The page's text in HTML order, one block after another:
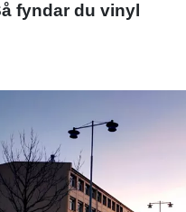
fyndar du vinyl